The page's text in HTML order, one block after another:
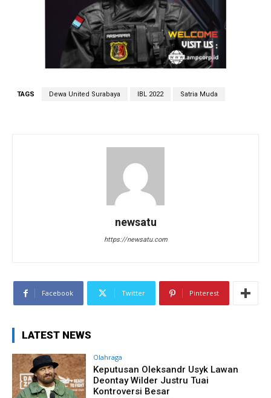
TAGS Dewa United Surabaya IBL 2022 Satria Muda
newsatu
https://newsatu.com
Facebook Twitter Pinterest
LATEST NEWS
Olahraga
Keputusan Oleksandr Usyk Lawan
Deontay Wilder Justru Tuai
Kontroversi Besar